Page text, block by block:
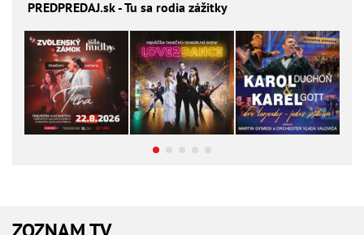
PREDPREDAJ.sk - Tu sa rodia zážitky